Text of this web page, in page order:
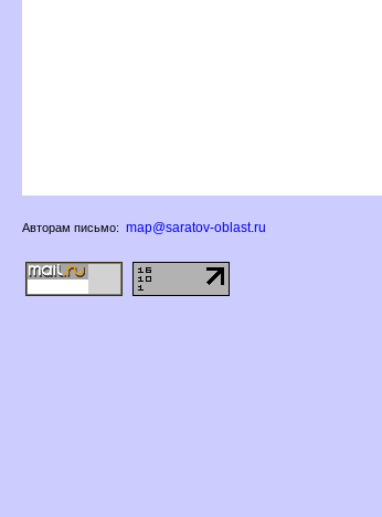
Авторам письмо: map@saratov-oblast.ru